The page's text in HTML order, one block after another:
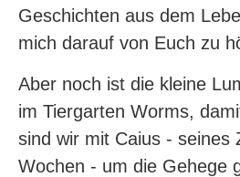
Geschichten aus dem
mich darauf von Euch zu
Aber noch ist die kleine
im Tiergarten Worms,
sind wir mit Caius - seines
Wochen - um die Gehege